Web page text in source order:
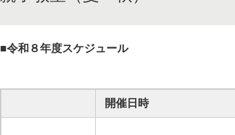
■令和８年度スケジュール
開催日時